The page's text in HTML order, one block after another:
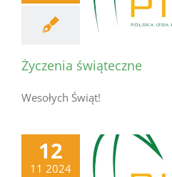
Życzenia świąteczne
Wesołych Świąt!
12
11 2024